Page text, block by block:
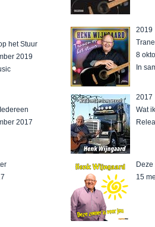
het Stuur
2019
2019
8
In
2017
2017
Wat
15